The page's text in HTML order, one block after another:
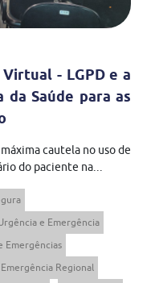
- LGPD e a
da Saúde para as
cautela no uso de
do paciente na...
e Emergência
Emergências
Regional